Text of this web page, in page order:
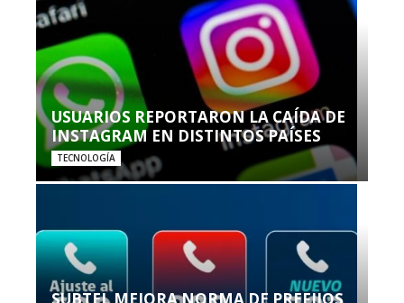
USUARIOS REPORTARON LA CAÍDA DE
INSTAGRAM EN DISTINTOS PAÍSES
TECNOLOGÍA